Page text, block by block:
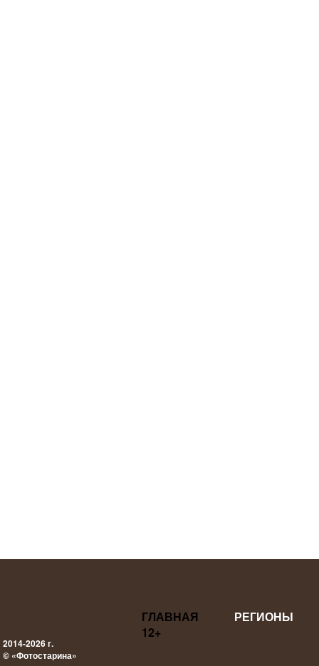
2014-2026 г.
© «Фотостарина»
ГЛАВНАЯ
РЕГИОНЫ
12+